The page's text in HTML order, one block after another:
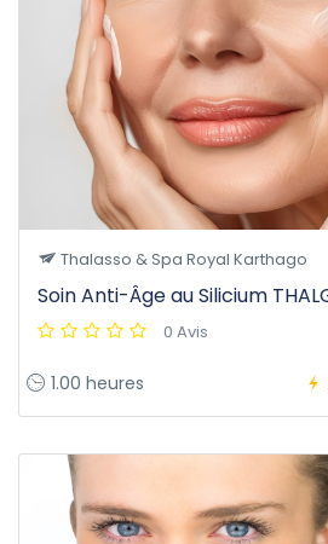
Thalasso & Spa Royal Karthago
Soin Anti-Âge au Silicium
0 Avis
1.00 heures